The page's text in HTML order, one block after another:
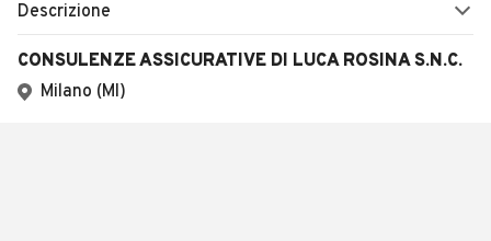
Descrizione
CONSULENZE ASSICURATIVE DI LUCA ROSINA S.N.C.
Milano (MI)